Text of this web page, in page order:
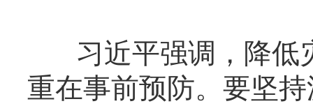
习近平强调，降低
重在事前预防。要坚